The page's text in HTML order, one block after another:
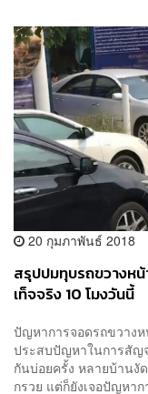
20 กุมภาพันธ์ 2018
สรุปปมทุบรถขวางห
เท็จจริง 10 โมงวันนี้
ปัญหาการจอดรถขวาง
ประสบปัญหาในการสัญจ
กันบ่อยครั้ง หลายบ้านงั
กรวย แต่ก็ยังเจอปัญห